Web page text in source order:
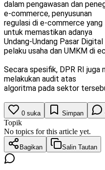
dalam pengawasan dan
e-commerce, penyusunan
regulasi di e-commerce
untuk memastikan adanya
Undang-Undang Pasar
pelaku usaha dan UMKM di
Secara spesifik, DPR RI juga
melakukan audit atas
algoritma pada sektor
0 suka Simpan
Topik
No topics for this article yet.
Bagikan Salin Tautan